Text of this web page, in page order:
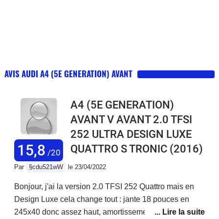
AVIS AUDI A4 (5E GENERATION) AVANT
15,8 /20
A4 (5E GENERATION)
AVANT V AVANT 2.0 TFSI
252 ULTRA DESIGN LUXE
QUATTRO S TRONIC (2016)
Par §cdu521wW le 23/04/2022
Bonjour, j'ai la version 2.0 TFSI 252 Quattro mais en
Design Luxe cela change tout : jante 18 pouces en
245x40 donc assez haut, amortissement confort, siege